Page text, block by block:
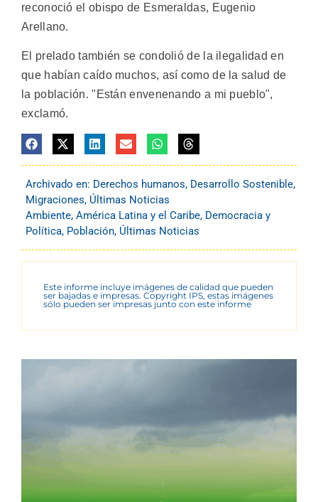
reconoció el obispo de Esmeraldas, Eugenio
Arellano.
El prelado también se condolió de la ilegalidad en
que habían caído muchos, así como de la salud de
la población. "Están envenenando a mi pueblo",
exclamó.
Archivado en: Derechos humanos, Desarrollo Sostenible,
Migraciones, Últimas Noticias
Ambiente, América Latina y el Caribe, Democracia y
Política, Población, Últimas Noticias
Este informe incluye imágenes de calidad que pueden
ser bajadas e impresas. Copyright IPS, estas imágenes
sólo pueden ser impresas junto con este informe